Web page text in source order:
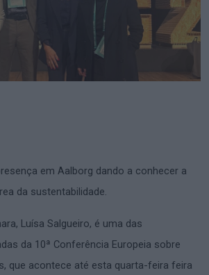
em Aalborg dando a conhecer a
da sustentabilidade.
Luísa Salgueiro, é uma das
da 10ª Conferência Europeia sobre
que acontece até esta quarta-feira feira